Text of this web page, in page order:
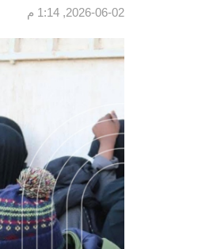
2026-06-02, 1:14 م